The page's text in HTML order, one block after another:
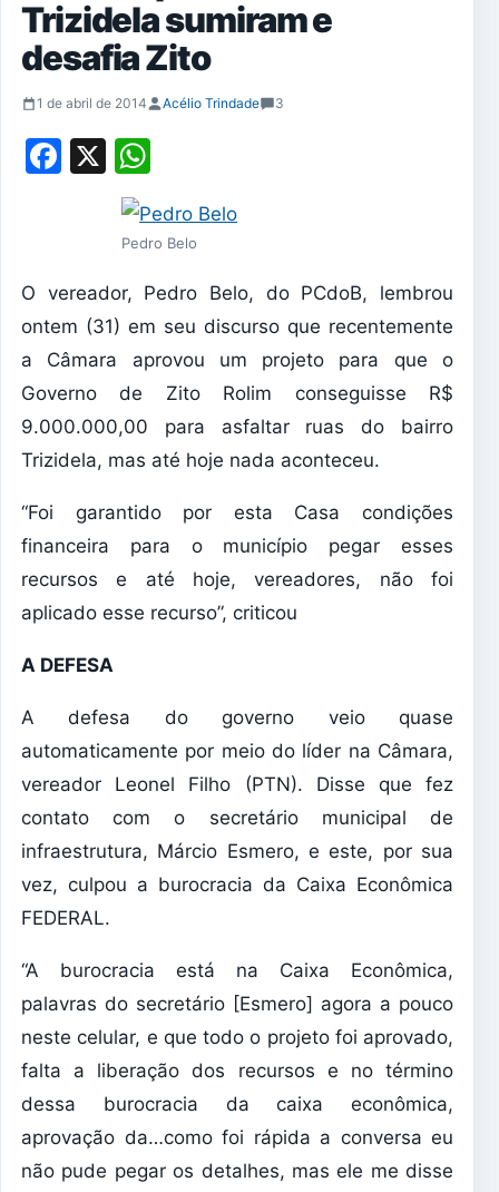
Trizidela sumiram e
desafia Zito
1 de abril de 2014 Acélio Trindade 3
Facebook
X
Pedro Belo
O vereador, Pedro Belo, do PCdoB, lembrou
ontem (31) em seu discurso que recentemente
a Câmara aprovou um projeto para que o
Governo de Zito Rolim conseguisse R$
9.000.000,00 para asfaltar ruas do bairro
Trizidela, mas até hoje nada aconteceu.
“Foi garantido por esta Casa condições
financeira para o município pegar esses
recursos e até hoje, vereadores, não foi
aplicado esse recurso”, criticou
A DEFESA
A defesa do governo veio quase
automaticamente por meio do líder na Câmara,
vereador Leonel Filho (PTN). Disse que fez
contato com o secretário municipal de
infraestrutura, Márcio Esmero, e este, por sua
vez, culpou a burocracia da Caixa Econômica
FEDERAL.
“A burocracia está na Caixa Econômica,
palavras do secretário [Esmero] agora a pouco
neste celular, e que todo o projeto foi aprovado,
falta a liberação dos recursos e no término
dessa burocracia da caixa econômica,
aprovação da…como foi rápida a conversa eu
não pude pegar os detalhes, mas ele me disse